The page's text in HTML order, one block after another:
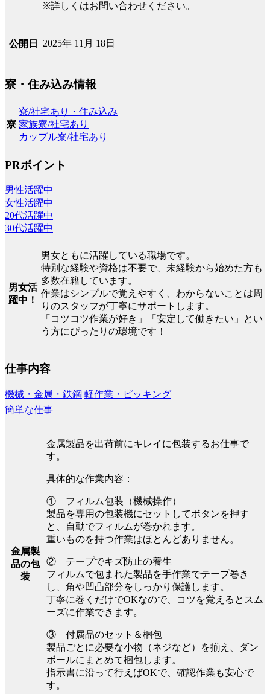
※詳しくはお問い合わせください。
公開日 2025年 11月 18日
寮・住み込み情報
寮
寮/社宅あり・住み込み
家族寮/社宅あり
カップル寮/社宅あり
PRポイント
男性活躍中
女性活躍中
20代活躍中
30代活躍中
男女活
躍中！
男女ともに活躍している職場です。
特別な経験や資格は不要で、未経験から始めた方も
多数在籍しています。
作業はシンプルで覚えやすく、わからないことは周
りのスタッフが丁寧にサポートします。
「コツコツ作業が好き」「安定して働きたい」とい
う方にぴったりの環境です！
仕事内容
機械・金属・鉄鋼 軽作業・ピッキング
簡単な仕事
金属製
品の包
装
金属製品を出荷前にキレイに包装するお仕事で
す。
具体的な作業内容：
① フィルム包装（機械操作）
製品を専用の包装機にセットしてボタンを押す
と、自動でフィルムが巻かれます。
重いものを持つ作業はほとんどありません。
② テープでキズ防止の養生
フィルムで包まれた製品を手作業でテープ巻き
し、角や凹凸部分をしっかり保護します。
丁寧に巻くだけでOKなので、コツを覚えるとスム
ーズに作業できます。
③ 付属品のセット＆梱包
製品ごとに必要な小物（ネジなど）を揃え、ダン
ボールにまとめて梱包します。
指示書に沿って行えばOKで、確認作業も安心で
す。